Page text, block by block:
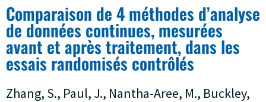
Comparaison de 4 méthodes d’analyse
de données continues, mesurées
avant et après traitement, dans les
essais randomisés contrôlés
Zhang, S., Paul, J., Nantha-Aree, M., Buckley,